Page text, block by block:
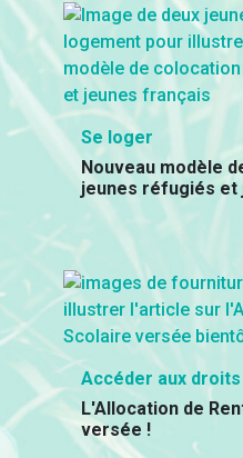
Se loger
Nouveau modèle
jeunes réfugiés et
Accéder aux droits
L'Allocation de
versée !